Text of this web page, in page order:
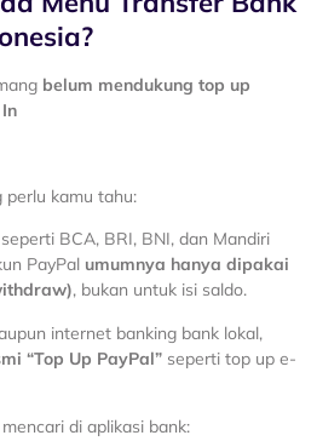
belum mendukung top up
perlu kamu tahu:
BCA, BRI, BNI, dan Mandiri
PayPal umumnya hanya dipakai
, bukan untuk isi saldo.
internet banking bank lokal,
“Top Up PayPal” seperti top up e-
di aplikasi bank: